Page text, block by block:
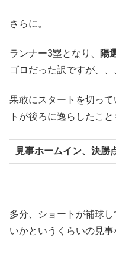
さらに。
ランナー3塁となり、 陽
ゴロだった訳ですが、、
果敢にスタートを切っ
トが後ろに逸らしたこと
見事ホームイン、決勝
多分、ショートが補球
いかというくらいの見事